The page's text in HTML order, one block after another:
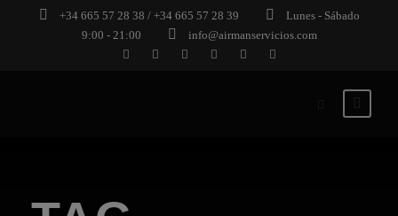
+34 665 57 28 38 / +34 665 57 28 39
Lunes - Sábado
9:00 - 21:00
info@airmanservicios.com